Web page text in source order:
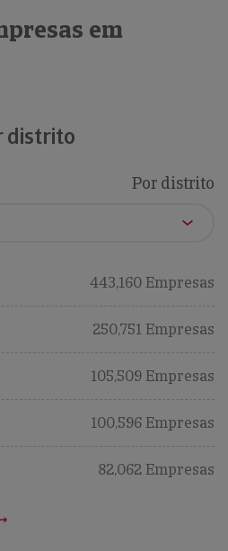
em
distrito
Por distrito
443,160 Empresas
250,751 Empresas
105,509 Empresas
100,596 Empresas
82,062 Empresas